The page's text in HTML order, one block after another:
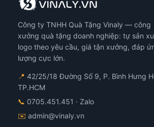
Công ty TNHH Quà Tặng Vinaly — công
xưởng quà tặng doanh nghiệp: tự sản
logo theo yêu cầu, giá tận xưởng, đáp
lượng cực lớn.
📍 42/25/18 Đường Số 9, P. Bình Hưng
TP.HCM
📞 0705.451.451 · Zalo
✉️ admin@vinaly.vn